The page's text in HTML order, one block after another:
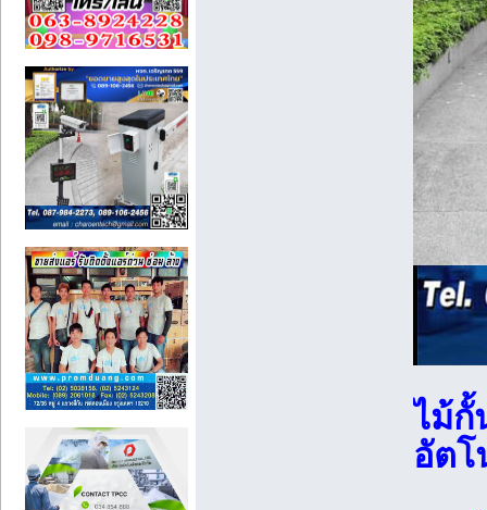
ไม้กั้
อัต